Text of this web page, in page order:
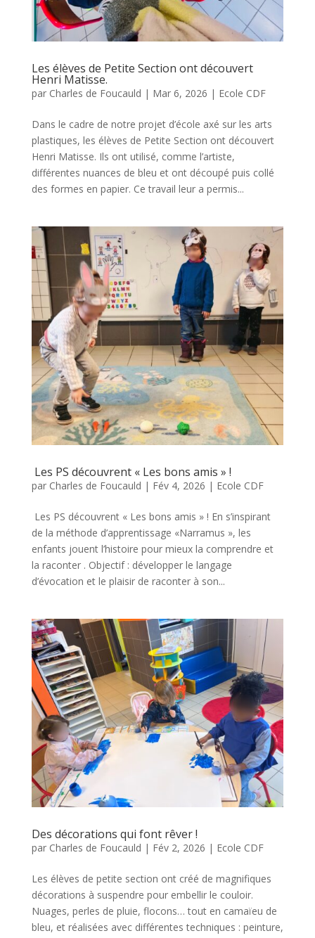
Les élèves de Petite Section ont découvert
Henri Matisse.
par Charles de Foucauld | Mar 6, 2026 | Ecole CDF
Dans le cadre de notre projet d’école axé sur les arts
plastiques, les élèves de Petite Section ont découvert
Henri Matisse. Ils ont utilisé, comme l’artiste,
différentes nuances de bleu et ont découpé puis collé
des formes en papier. Ce travail leur a permis...
Les PS découvrent « Les bons amis » !
par Charles de Foucauld | Fév 4, 2026 | Ecole CDF
Les PS découvrent « Les bons amis » ! En s’inspirant
de la méthode d’apprentissage «Narramus », les
enfants jouent l’histoire pour mieux la comprendre et
la raconter . Objectif : développer le langage
d’évocation et le plaisir de raconter à son...
Des décorations qui font rêver !
par Charles de Foucauld | Fév 2, 2026 | Ecole CDF
Les élèves de petite section ont créé de magnifiques
décorations à suspendre pour embellir le couloir.
Nuages, perles de pluie, flocons… tout en camaïeu de
bleu, et réalisées avec différentes techniques : peinture,